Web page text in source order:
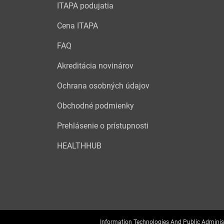
ITAPA podujatia
Cena ITAPA
FAQ
Akreditácia novinárov
Ochrana osobných údajov
Obchodné podmienky
Prehlásenie o prístupnosti
HEALTHHUB
Information Technologies And Public